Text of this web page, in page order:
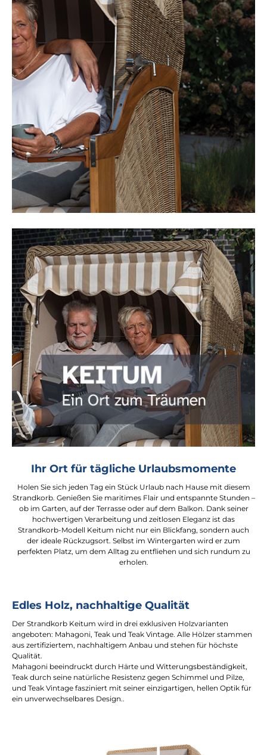
Ihr Ort für tägliche Urlaubsmomente
Holen Sie sich jeden Tag ein Stück Urlaub nach Hause mit diesem
Strandkorb. Genießen Sie maritimes Flair und entspannte Stunden –
ob im Garten, auf der Terrasse oder auf dem Balkon. Dank seiner
hochwertigen Verarbeitung und zeitlosen Eleganz ist das
Strandkorb-Modell Keitum nicht nur ein Blickfang, sondern auch
der ideale Rückzugsort. Selbst im Wintergarten wird er zum
perfekten Platz, um dem Alltag zu entfliehen und sich rundum zu
erholen.
Edles Holz, nachhaltige Qualität
Der Strandkorb Keitum wird in drei exklusiven Holzvarianten
angeboten: Mahagoni, Teak und Teak Vintage. Alle Hölzer stammen
aus zertifiziertem, nachhaltigem Anbau und stehen für höchste
Qualität.
Mahagoni beeindruckt durch Härte und Witterungsbeständigkeit,
Teak durch seine natürliche Resistenz gegen Schimmel und Pilze,
und Teak Vintage fasziniert mit seiner einzigartigen, hellen Optik für
ein unverwechselbares Design..